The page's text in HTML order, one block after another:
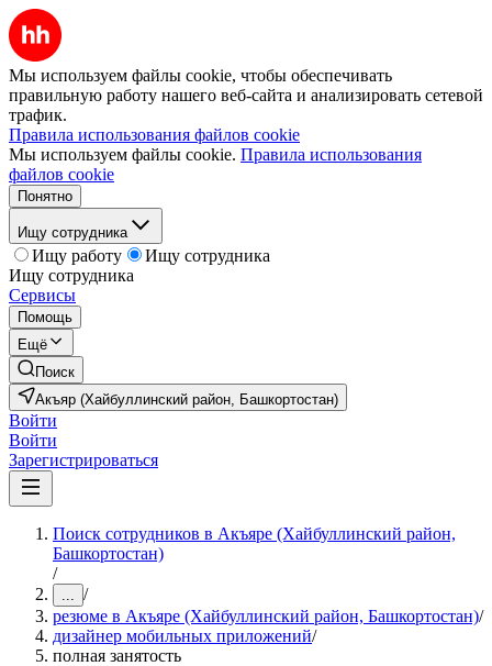
Мы используем файлы cookie, чтобы обеспечивать
правильную работу нашего веб-сайта и анализировать сетевой
трафик.
Правила использования файлов cookie
Мы используем файлы cookie. Правила использования
файлов cookie
Понятно
Ищу сотрудника
Ищу работу
Ищу сотрудника
Ищу сотрудника
Сервисы
Помощь
Ещё
Поиск
Акъяр (Хайбуллинский район, Башкортостан)
Войти
Войти
Зарегистрироваться
Поиск сотрудников в Акъяре (Хайбуллинский район,
Башкортостан)
/
... /
резюме в Акъяре (Хайбуллинский район, Башкортостан)/
дизайнер мобильных приложений/
полная занятость